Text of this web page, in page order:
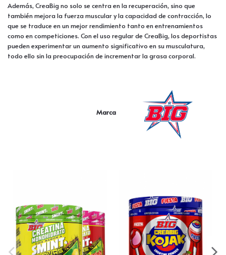
Además, CreaBig no solo se centra en la recuperación, sino que
también mejora la fuerza muscular y la capacidad de contracción, lo
que se traduce en un mejor rendimiento tanto en entrenamientos
como en competiciones. Con el uso regular de CreaBig, los deportistas
pueden experimentar un aumento significativo en su musculatura,
todo ello sin la preocupación de incrementar la grasa corporal.
Marca